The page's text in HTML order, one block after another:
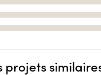
projets